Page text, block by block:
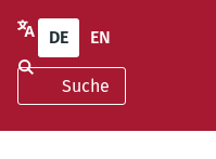
DE EN